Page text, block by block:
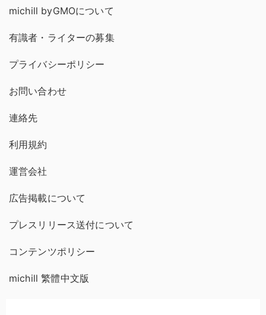
michill byGMOについて
有識者・ライターの募集
プライバシーポリシー
お問い合わせ
連絡先
利用規約
運営会社
広告掲載について
プレスリリース送付について
コンテンツポリシー
michill 繁體中文版